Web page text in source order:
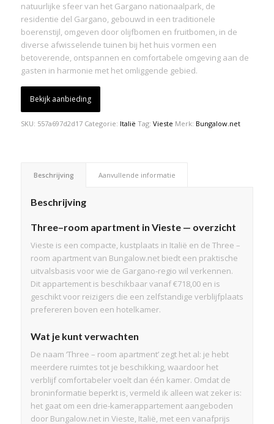
natuurlijke sfeer van het Gargano nationaalpark, de
residentie del Gargano, gebouwd in een traditionele
boerenstijl, omgeven door olijfbomen en fruitbomen, in de
diverse afwisselende tuinen bij het huis vormen een
betoverende, ontspannen en comfortabele omgeving aan de
gasten in harmonie met het omliggende gebied.
Bekijk aanbieding
SKU: 557a697d2d17 Categorie: Italië Tag: Vieste Merk: Bungalow.net
Beschrijving Aanvullende informatie
Beschrijving
Three–room apartment in Vieste — overzicht
Vieste is een compacte, kustplaats in Italië en de Three –
room apartment van Bungalow.net biedt een praktische
uitvalsbasis voor wie de Gargano-regio wil verkennen.
Dit appartement is beschikbaar vanaf €718,00 en is
geschikt voor reizigers die een zelfstandige verblijfplaats
prefereren boven een hotelkamer.
Wat je kunt verwachten
De naam ‘Three – room apartment’ zegt het al: je hebt
meerdere ruimtes tot je beschikking, waardoor het
verblijf comfortabeler voelt dan één kamer. Omdat de
broninformatie beperkt is, vermeld ik alleen wat zeker is:
het gaat om een drie-kamerappartement aangeboden
door Bungalow.net in Vieste, Italië, met een vanafprijs